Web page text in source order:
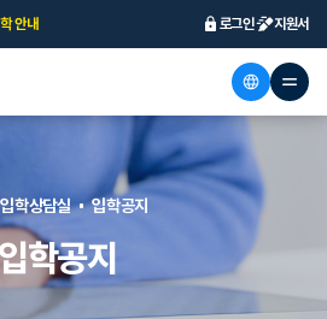
안내 로그인 지원서
학공지
입학상담실 입학공지